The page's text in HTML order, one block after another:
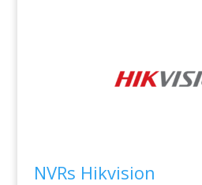
NVRs Hikvision